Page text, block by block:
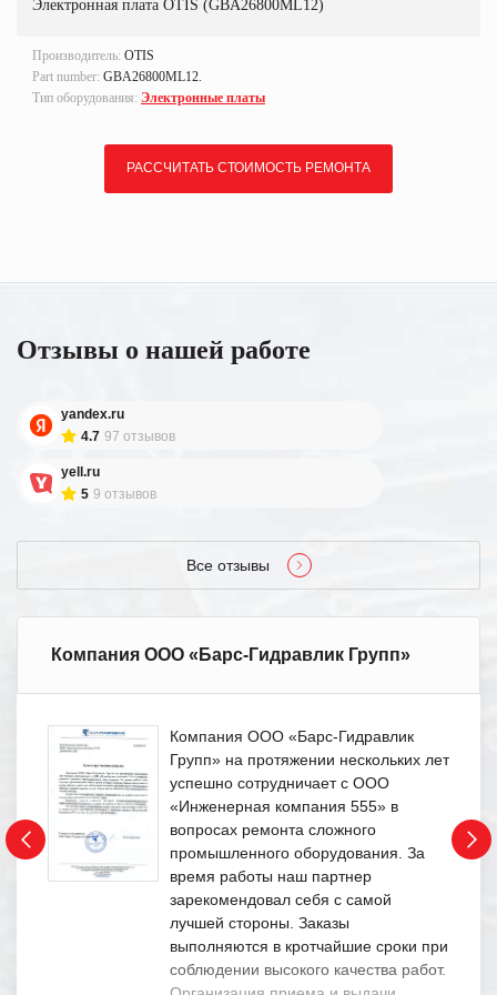
Электронная плата OTIS (GBA26800ML12)
Производитель: OTIS
Part number: GBA26800ML12.
Тип оборудования: Электронные платы
РАССЧИТАТЬ СТОИМОСТЬ РЕМОНТА
Отзывы о нашей работе
yandex.ru
4.7 97 отзывов
yell.ru
5 9 отзывов
Все отзывы
Компания ООО «Барс-Гидравлик Групп»
Компания ООО «Барс-Гидравлик
Групп» на протяжении нескольких лет
успешно сотрудничает с ООО
«Инженерная компания 555» в
вопросах ремонта сложного
промышленного оборудования. За
время работы наш партнер
зарекомендовал себя с самой
лучшей стороны. Заказы
выполняются в кротчайшие сроки при
соблюдении высокого качества работ.